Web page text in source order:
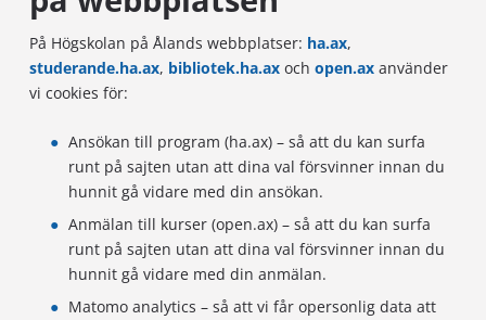
Statistik
Lagar och standarder
Inloggning i e-resurser
Inköpsförslag
Studera på biblioteket
Hantering av personuppgifter
Tillgänglighetsutlåtande för webbplatsen
På Högskolan på Ålands webbplatser: ha.ax,
studerande.ha.ax, bibliotek.ha.ax och open.ax använder
vi cookies för:
Ansökan till program (ha.ax) – så att du kan surfa
runt på sajten utan att dina val försvinner innan du
hunnit gå vidare med din ansökan.
Anmälan till kurser (open.ax) – så att du kan surfa
runt på sajten utan att dina val försvinner innan du
hunnit gå vidare med din anmälan.
Matomo analytics – så att vi får opersonlig data att